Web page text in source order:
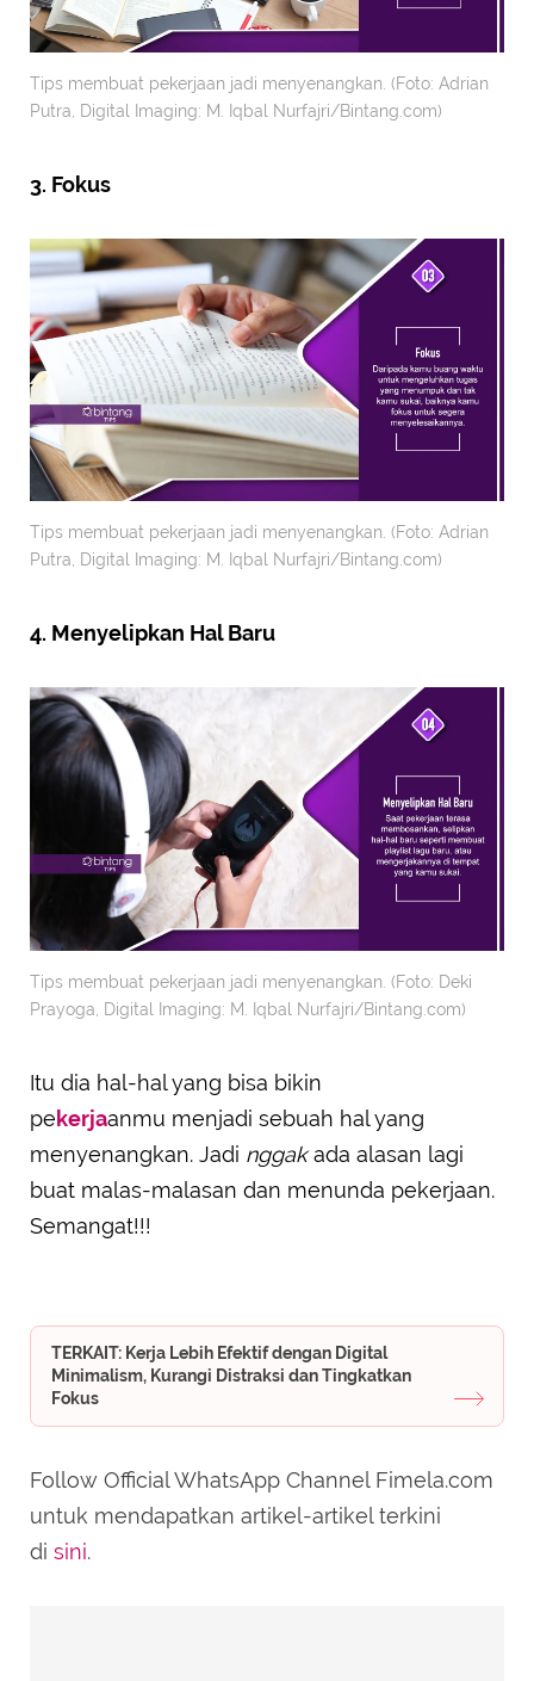
Tips membuat pekerjaan jadi menyenangkan. (Foto: Adrian
Putra, Digital Imaging: M. Iqbal Nurfajri/Bintang.com)
3. Fokus
Tips membuat pekerjaan jadi menyenangkan. (Foto: Adrian
Putra, Digital Imaging: M. Iqbal Nurfajri/Bintang.com)
4. Menyelipkan Hal Baru
Tips membuat pekerjaan jadi menyenangkan. (Foto: Deki
Prayoga, Digital Imaging: M. Iqbal Nurfajri/Bintang.com)
Itu dia hal-hal yang bisa bikin
pekerjaanmu menjadi sebuah hal yang
menyenangkan. Jadi nggakada alasan lagi
buat malas-malasan dan menunda pekerjaan.
Semangat!!!
TERKAIT: Kerja Lebih Efektif dengan Digital
Minimalism, Kurangi Distraksi dan Tingkatkan
Fokus
Follow Official WhatsApp Channel Fimela.com
untuk mendapatkan artikel-artikel terkini
di sini.